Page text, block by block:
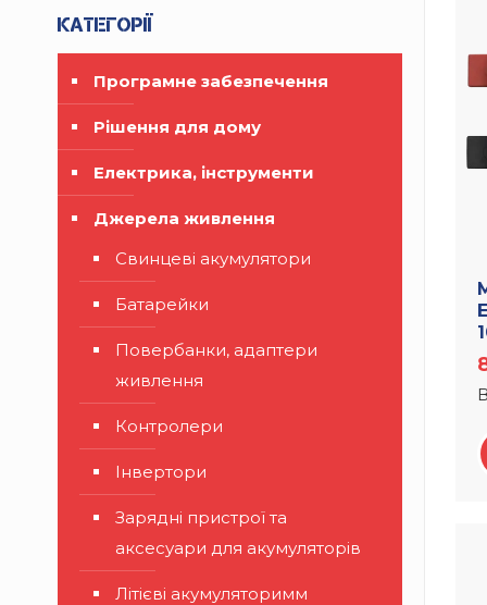
Категорії
Програмне забезпечення
Рішення для дому
Електрика, інструменти
Джерела живлення
Свинцеві акумулятори
Батарейки
Повербанки, адаптери
живлення
Контролери
Інвертори
Зарядні пристрої та
аксесуари для акумуляторів
Літієві акумуляторимм